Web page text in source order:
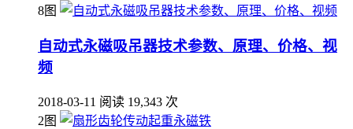
8图
自动式永磁吸吊器技术参数、原理、价格、视
频
2018-03-11 阅读 19,343 次
2图